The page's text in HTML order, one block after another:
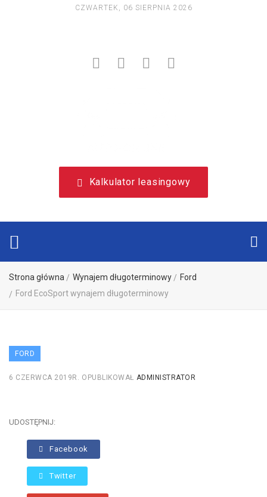
CZWARTEK, 06 SIERPNIA 2026
Kalkulator leasingowy
Strona główna Wynajem długoterminowy
Ford
Ford EcoSport wynajem długoterminowy
FORD
6 CZERWCA 2019R. OPUBLIKOWAŁ ADMINISTRATOR
UDOSTĘPNIJ:
Facebook
Twitter